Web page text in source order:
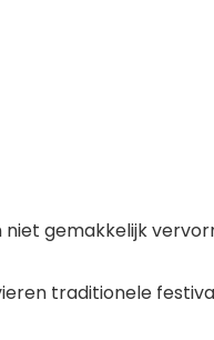
gemakkelijk
traditionele